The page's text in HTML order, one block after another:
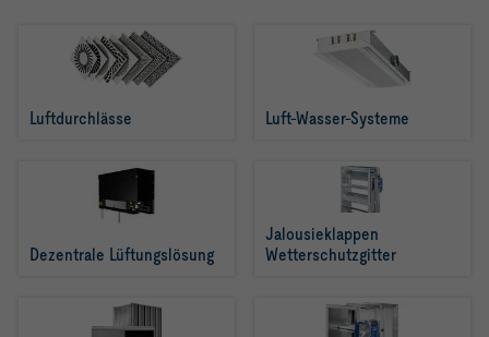
Luftdurchlässe Luft-Wasser-Systeme
Dezentrale Lüftungslösung
Jalousieklappen
Wetterschutzgitter